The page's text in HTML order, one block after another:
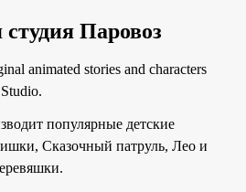
Паровоз
animated stories and characters
популярные детские
Сказочный патруль, Лео и